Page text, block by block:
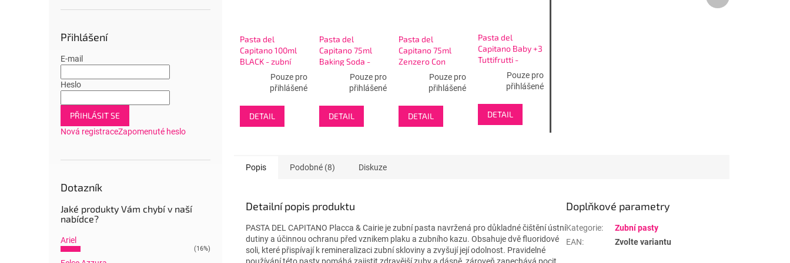
Přihlášení
E-mail
Heslo
PŘIHLÁSIT SE
Nová registraceZapomenuté heslo
Dotazník
Jaké produkty Vám chybí v naší
nabídce?
Ariel
(16%)
Pasta del
Capitano 100ml
BLACK - zubní
pasta černáPouze pro
přihlášené
DETAIL
Pasta del
Capitano 75ml
Baking Soda -
zubní pastaPouze pro
přihlášené
DETAIL
Pasta del
Capitano 75ml
Zenzero Con
Antibatterico -
zubní pasta
Pouze pro
přihlášené
DETAIL
Pasta del
Capitano Baby +3
Tuttifrutti -
dětská zubníPouze pro
přihlášené
DETAIL
Popis Podobné (8) Diskuze
Detailní popis produktu
PASTA DEL CAPITANO Placca & Cairie je zubní pasta navržená pro důkladné čištění ústní
dutiny a účinnou ochranu před vznikem plaku a zubního kazu. Obsahuje dvě fluoridové
soli, které přispívají k remineralizaci zubní skloviny a zvyšují její odolnost. Pravidelné
Doplňkové parametry
Kategorie:
Zubní pasty
EAN: Zvolte variantu